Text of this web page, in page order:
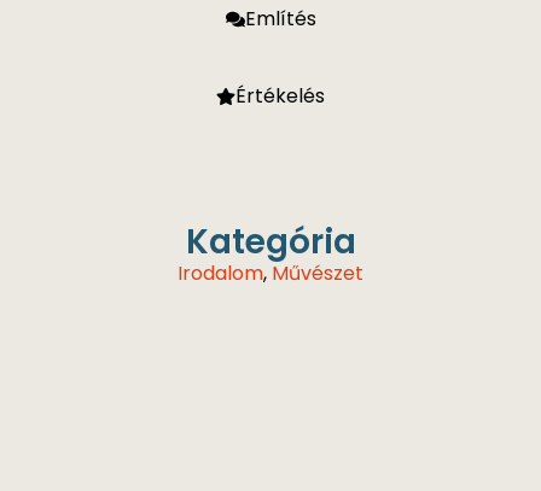
Említés
Értékelés
Kategória
Irodalom, Művészet